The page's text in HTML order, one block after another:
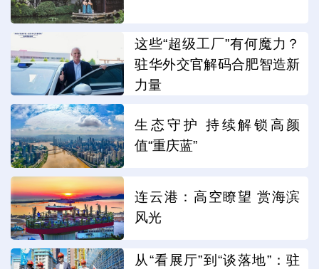
这些“超级工厂”有何魔力？
驻华外交官解码合肥智造新
力量
生态守护 持续解锁高颜
值“重庆蓝”
连云港：高空瞭望 赏海滨
风光
从“看展厅”到“谈落地”：驻